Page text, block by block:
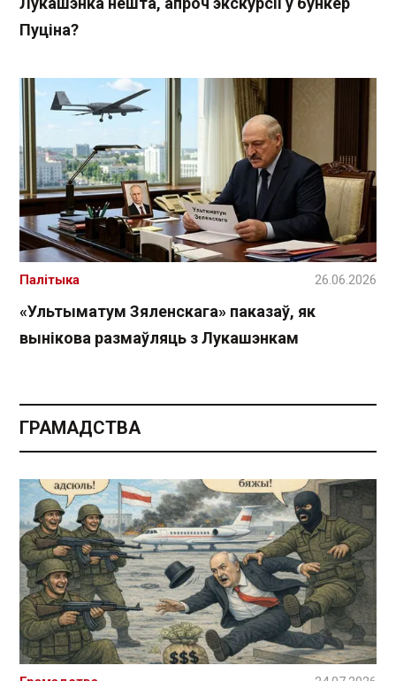
Пуціна?
«Ультыматум Зяленскага» паказаў, як
вынікова размаўляць з Лукашэнкам
Палітыка 26.06.2026
ГРАМАДСТВА